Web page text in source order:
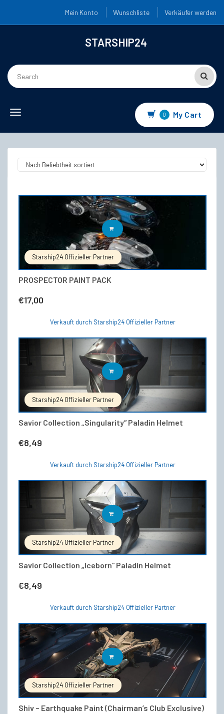
Mein Konto Wunschliste Verkäufer werden
STARSHIP24
Toggle navigation 0 My Cart
Starship24 Offizieller Partner
PROSPECTOR PAINT PACK
€17,00
IN DEN WARENKORB
Verkauft durch Starship24 Offizieller Partner
Starship24 Offizieller Partner
Savior Collection „Singularity“ Paladin Helmet
€8,49
IN DEN WARENKORB
Verkauft durch Starship24 Offizieller Partner
Starship24 Offizieller Partner
Savior Collection „Iceborn“ Paladin Helmet
€8,49
IN DEN WARENKORB
Verkauft durch Starship24 Offizieller Partner
Starship24 Offizieller Partner
Shiv – Earthquake Paint (Chairman’s Club Exclusive)
IN DEN WARENKORB